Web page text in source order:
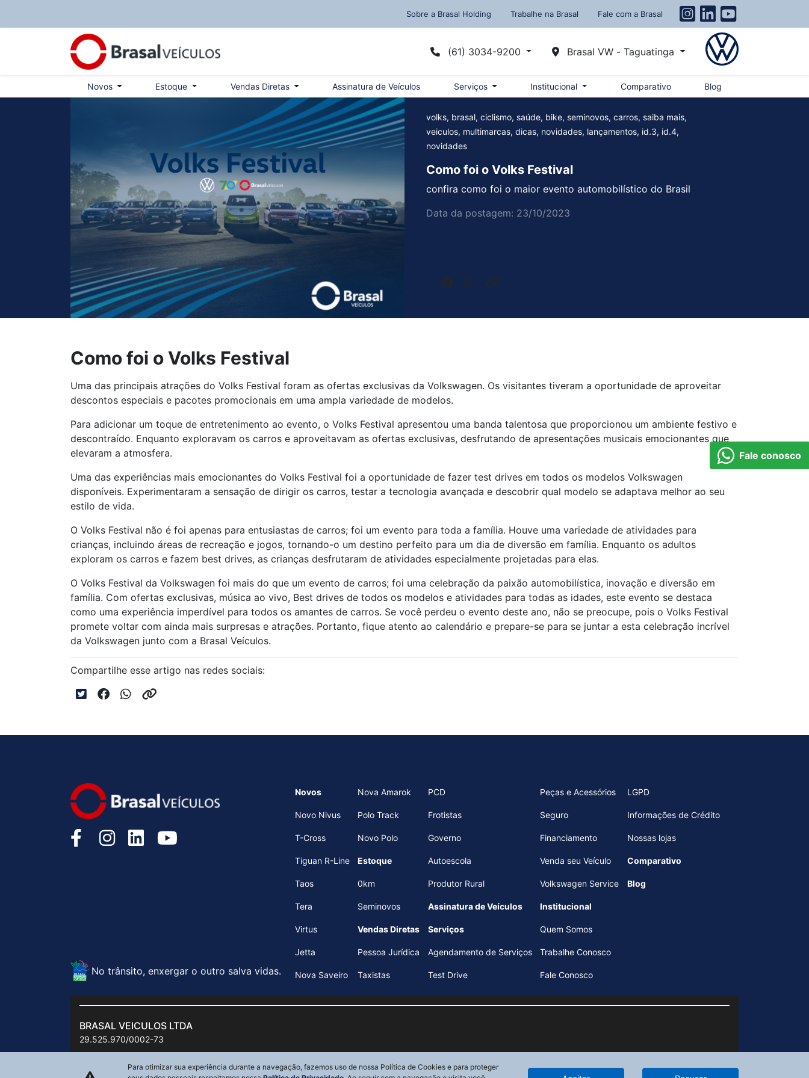
Sobre a Brasal Holding Trabalhe na Brasal Fale com a Brasal
(61) 3034-9200 Brasal VW - Taguatinga
Novos Estoque Vendas Diretas Assinatura de Veículos Serviços Institucional Comparativo Blog
volks, brasal, ciclismo, saúde, bike, seminovos, carros, saiba mais,
veiculos, multimarcas, dicas, novidades, lançamentos, id.3, id.4,
novidades
Como foi o Volks Festival
confira como foi o maior evento automobilístico do Brasil
Data da postagem: 23/10/2023
Como foi o Volks Festival
Uma das principais atrações do Volks Festival foram as ofertas exclusivas da Volkswagen. Os visitantes tiveram a oportunidade de aproveitar
descontos especiais e pacotes promocionais em uma ampla variedade de modelos.
Para adicionar um toque de entretenimento ao evento, o Volks Festival apresentou uma banda talentosa que proporcionou um ambiente festivo e
descontraído. Enquanto exploravam os carros e aproveitavam as ofertas exclusivas, desfrutando de apresentações musicais emocionantes que
elevaram a atmosfera.
Uma das experiências mais emocionantes do Volks Festival foi a oportunidade de fazer test drives em todos os modelos Volkswagen
disponíveis. Experimentaram a sensação de dirigir os carros, testar a tecnologia avançada e descobrir qual modelo se adaptava melhor ao seu
estilo de vida.
O Volks Festival não é foi apenas para entusiastas de carros; foi um evento para toda a família. Houve uma variedade de atividades para
crianças, incluindo áreas de recreação e jogos, tornando-o um destino perfeito para um dia de diversão em família. Enquanto os adultos
exploram os carros e fazem best drives, as crianças desfrutaram de atividades especialmente projetadas para elas.
O Volks Festival da Volkswagen foi mais do que um evento de carros; foi uma celebração da paixão automobilística, inovação e diversão em
família. Com ofertas exclusivas, música ao vivo, Best drives de todos os modelos e atividades para todas as idades, este evento se destaca
como uma experiência imperdível para todos os amantes de carros. Se você perdeu o evento deste ano, não se preocupe, pois o Volks Festival
promete voltar com ainda mais surpresas e atrações. Portanto, fique atento ao calendário e prepare-se para se juntar a esta celebração incrível
da Volkswagen junto com a Brasal Veículos.
Compartilhe esse artigo nas redes sociais:
No trânsito, enxergar o outro salva vidas.
Novos
Novo Nivus
T-Cross
Tiguan R-Line
Taos
Tera
Virtus
Jetta
Nova Saveiro
Nova Amarok
Polo Track
Novo Polo
Estoque
0km
Seminovos
Vendas Diretas
Pessoa Jurídica
Taxistas
PCD
Frotistas
Governo
Autoescola
Produtor Rural
Assinatura de Veículos
Serviços
Agendamento de Serviços
Test Drive
Peças e Acessórios
Seguro
Financiamento
Venda seu Veículo
Volkswagen Service
Institucional
Quem Somos
Trabalhe Conosco
Fale Conosco
LGPD
Informações de Crédito
Nossas lojas
Comparativo
Blog
BRASAL VEICULOS LTDA
29.525.970/0002-73
Fale conosco
Para otimizar sua experiência durante a navegação, fazemos uso de nossa Política de Cookies e para proteger